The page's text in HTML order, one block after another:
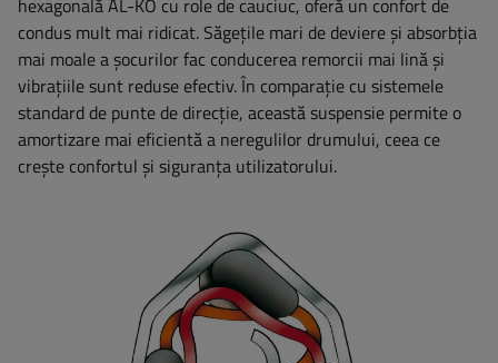
condus mult mai ridicat. Săgețile mari de deviere și absorbția
mai moale a șocurilor fac conducerea remorcii mai lină și
vibrațiile sunt reduse efectiv. În comparație cu sistemele
standard de punte de direcție, această suspensie permite o
amortizare mai eficientă a neregulilor drumului, ceea ce
crește confortul și siguranța utilizatorului.